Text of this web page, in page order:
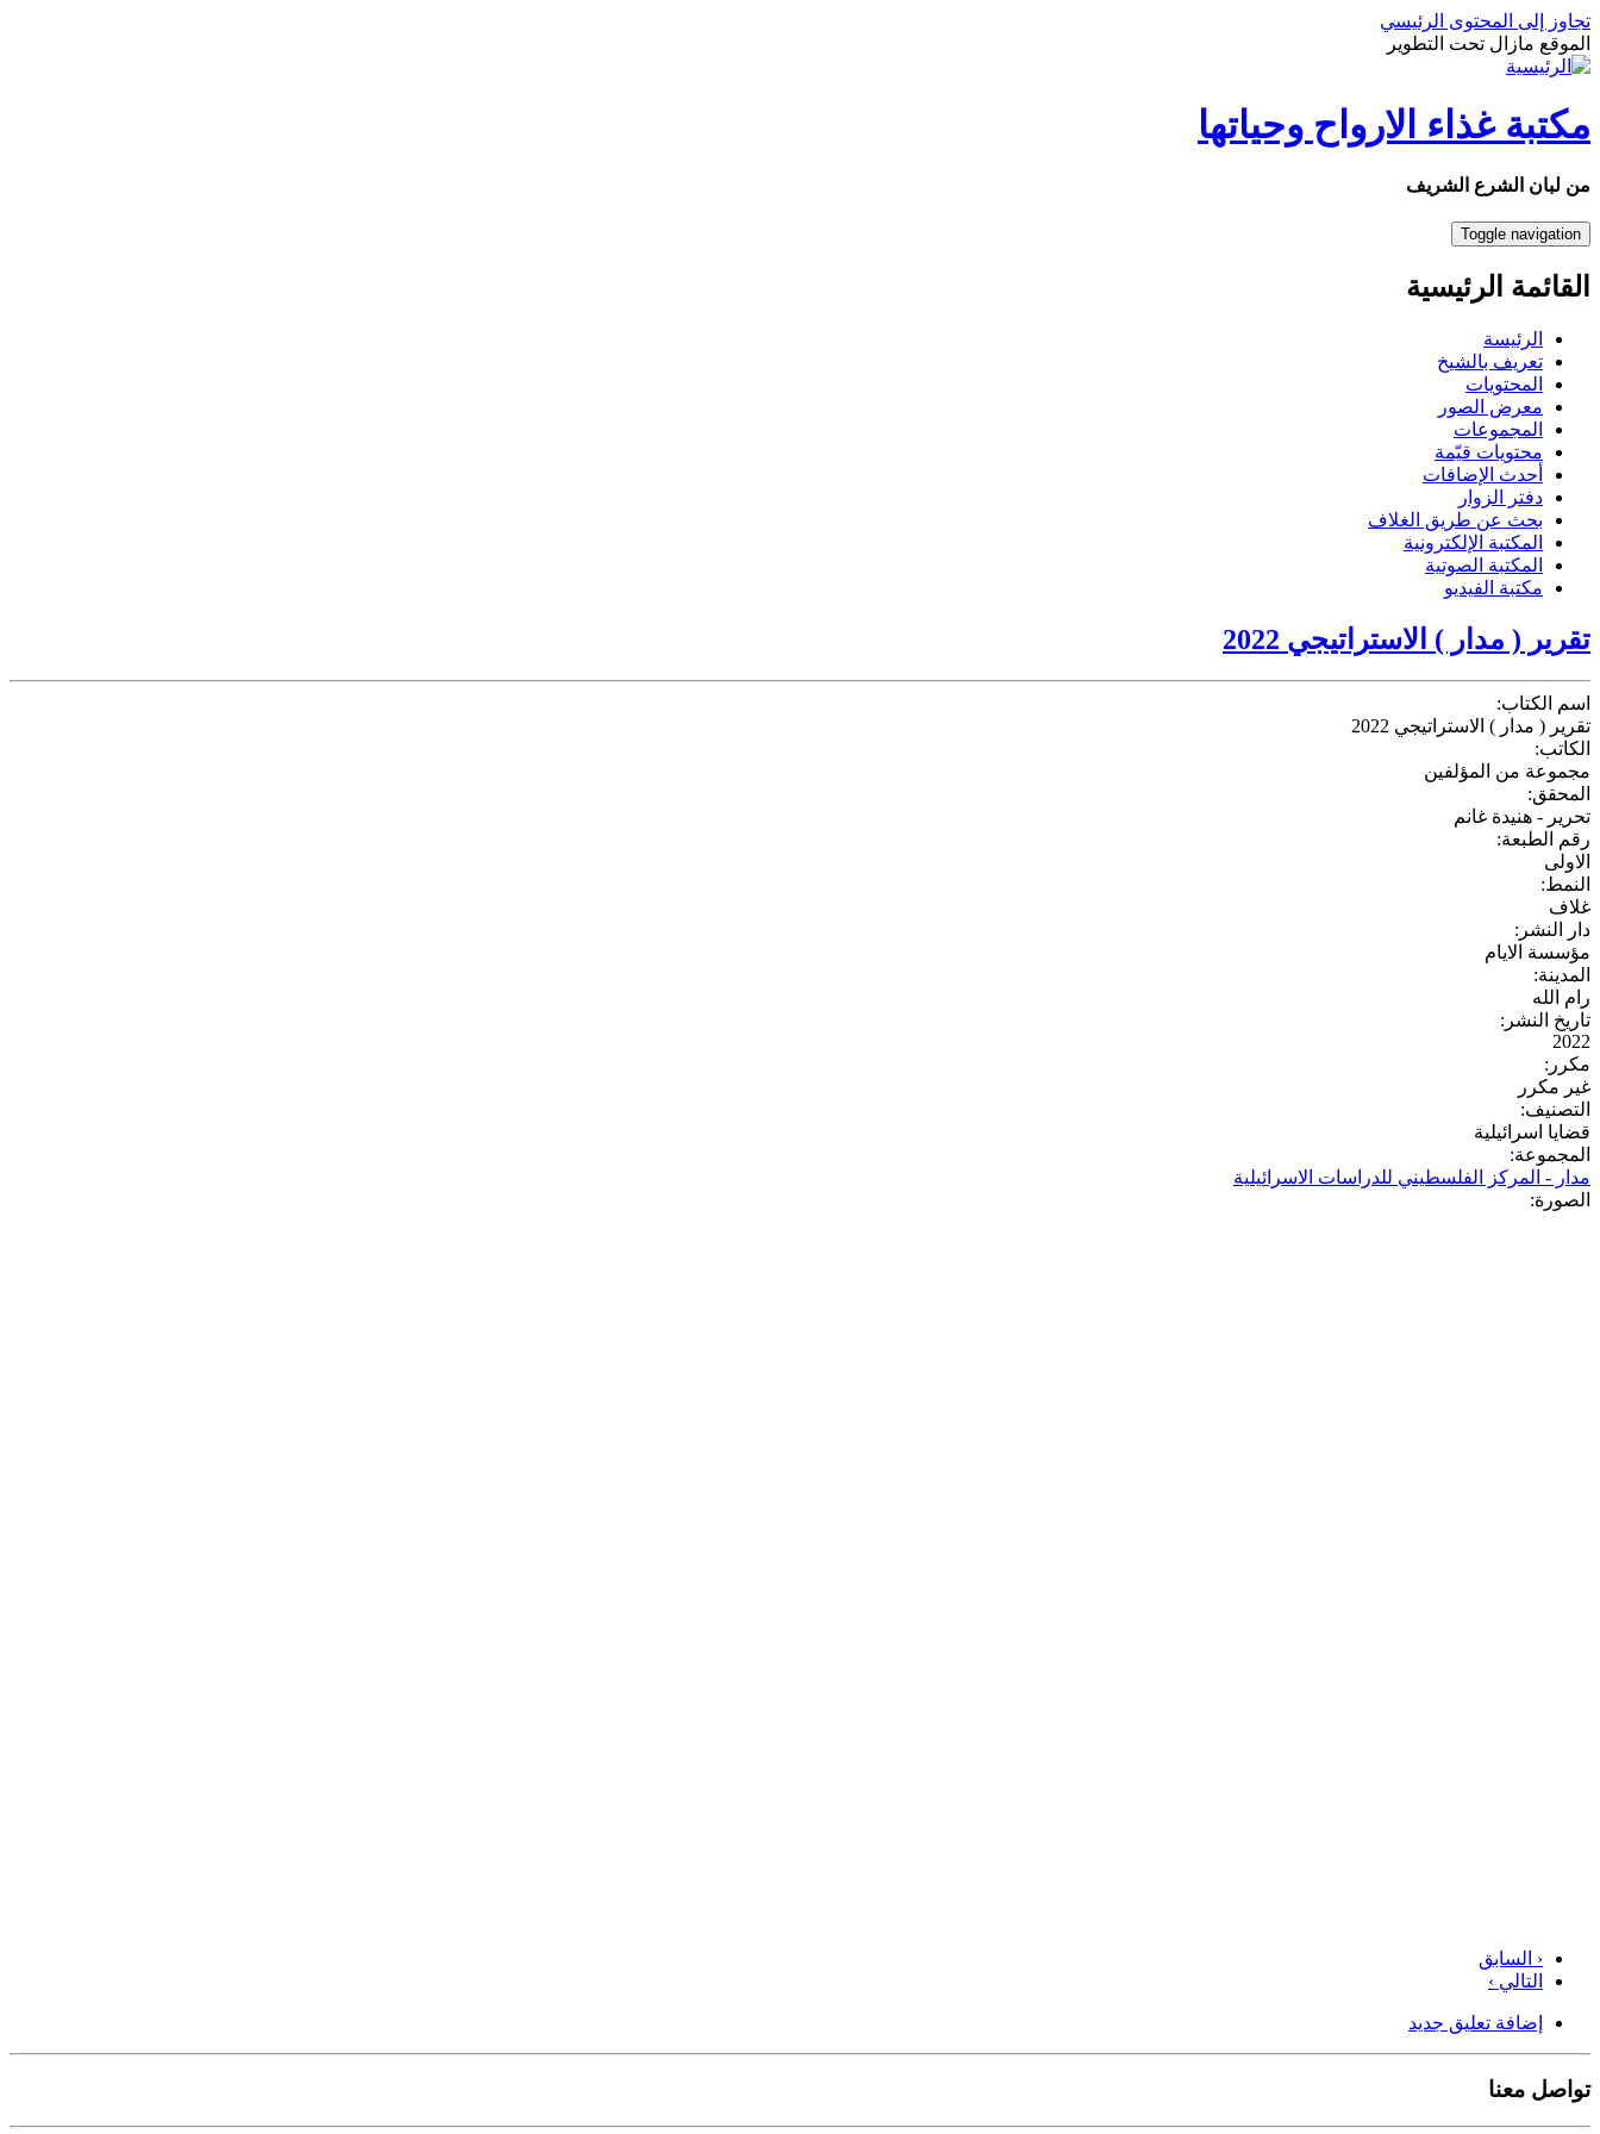
تجاوز إلى المحتوى الرئيسي
الموقع مازال تحت التطوير
مكتبة غذاء الارواح وحياتها
من لبان الشرع الشريف
Toggle navigation
القائمة الرئيسية
الرئيسة
تعريف بالشيخ
المحتويات
معرض الصور
المجموعات
محتويات قيّمة
أحدث الإضافات
دفتر الزوار
بحث عن طريق الغلاف
المكتبة الإلكترونية
المكتبة الصوتية
مكتبة الفيديو
تقرير ( مدار ) الاستراتيجي 2022
اسم الكتاب:
تقرير ( مدار ) الاستراتيجي 2022
الكاتب:
مجموعة من المؤلفين
المحقق:
تحرير - هنيدة غانم
رقم الطبعة:
الاولى
النمط:
غلاف
دار النشر:
مؤسسة الايام
المدينة:
رام الله
تاريخ النشر:
2022
مكرر:
غير مكرر
التصنيف:
قضايا اسرائيلية
المجموعة:
مدار - المركز الفلسطيني للدراسات الاسرائيلية
الصورة:
‹ السابق
التالي ›
إضافة تعليق جديد
تواصل معنا